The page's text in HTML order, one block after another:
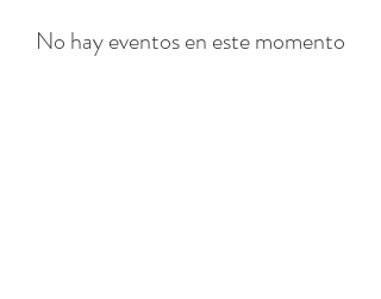
No hay eventos en este momento